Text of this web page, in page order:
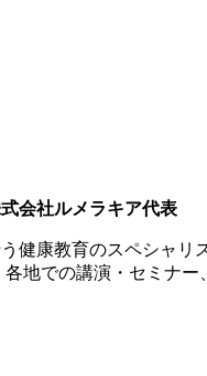
会社ルメラキア代表
健康教育のスペシャ
地での講演・セミナー